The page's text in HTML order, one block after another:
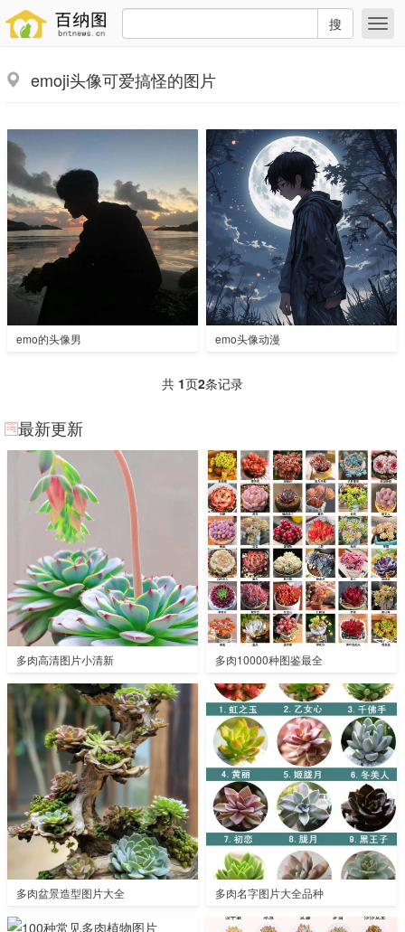
搜
emoji头像可爱搞怪的图片
emo的头像男 emo头像动漫
共 1页2条记录
最新更新
多肉高清图片小清新 多肉10000种图鉴最全
多肉盆景造型图片大全 多肉名字图片大全品种